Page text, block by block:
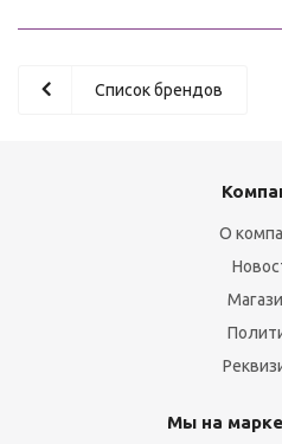
Список брендов
О
Мы на